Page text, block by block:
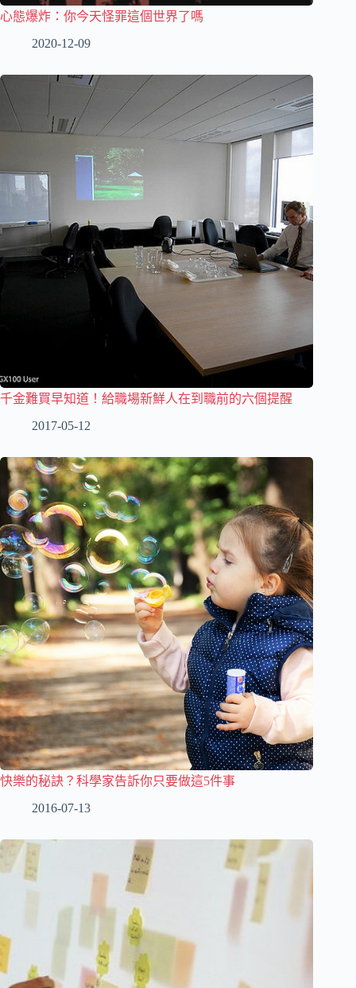
心態爆炸：你今天怪罪這個世界了嗎
2020-12-09
千金難買早知道！給職場新鮮人在到職前的六個提醒
2017-05-12
快樂的秘訣？科學家告訴你只要做這5件事
2016-07-13